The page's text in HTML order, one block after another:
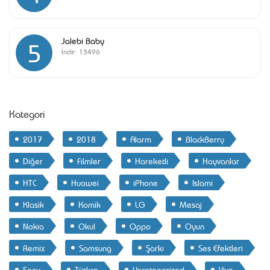
5 Jalebi Baby
İndir: 13496
Kategori
2017 2018 Alarm
BlackBerry
Diğer
Filmler Hareketli
Hayvanlar
HTC
Huawei iPhone
Islami
Klasik
Komik LG
Mesaj
Nokia
Okul Oppo
Oyun
Remix
Samsung Şarkı
Ses Efektleri